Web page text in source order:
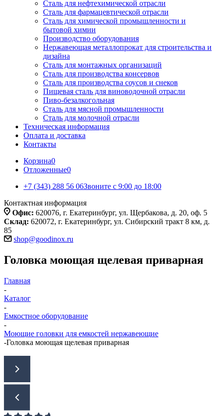
Сталь для нефтехимической отрасли
Сталь для фармацевтической отрасли
Сталь для химической промышленности и
бытовой химии
Производство оборудования
Нержавеющая металлопрокат для строительства и
дизайна
Сталь для монтажных организаций
Сталь для производства консервов
Сталь для производства соусов и снеков
Пищевая сталь для виноводочной отрасли
Пиво-безалкогольная
Сталь для мясной промышленности
Сталь для молочной отрасли
Техническая информация
Оплата и доставка
Контакты
Корзина0
Отложенные0
+7 (343) 288 56 06Звоните с 9:00 до 18:00
Контактная информация
Офис: 620076, г. Екатеринбург, ул. Щербакова, д. 20, оф. 5
Склад: 620072, г. Екатеринбург, ул. Сибирский тракт 8 км, д.
85
shop@goodinox.ru
Головка моющая щелевая приварная
Главная
-
Каталог
-
Емкостное оборудование
-
Моющие головки для емкостей нержавеющие
-Головка моющая щелевая приварная